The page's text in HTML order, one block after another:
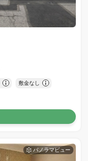
敷金なし